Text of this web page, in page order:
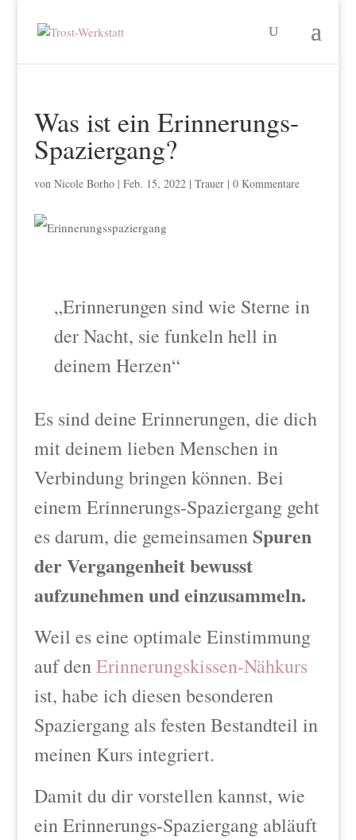
Was ist ein Erinnerungs-
Spaziergang?
von Nicole Borho| Feb. 15, 2022| Trauer| 0 Kommentare
„Erinnerungen sind wie Sterne in
der Nacht, sie funkeln hell in
deinem Herzen“
Es sind deine Erinnerungen, die dich
mit deinem lieben Menschen in
Verbindung bringen können. Bei
einem Erinnerungs-Spaziergang geht
es darum, die gemeinsamenSpuren
der Vergangenheit bewusst
aufzunehmen und einzusammeln.
Weil es eine optimale Einstimmung
auf denErinnerungskissen-Nähkurs
ist, habe ich diesen besonderen
Spaziergang als festen Bestandteil in
meinen Kurs integriert.
Damit du dir vorstellen kannst, wie
ein Erinnerungs-Spaziergang abläuft